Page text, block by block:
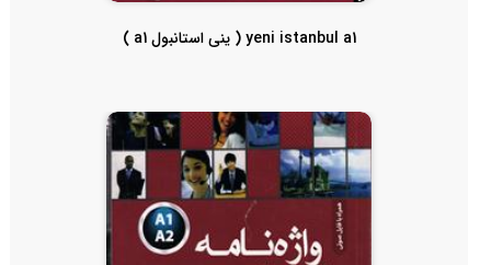
yeni istanbul a1 ( ینی استانبول a1 )